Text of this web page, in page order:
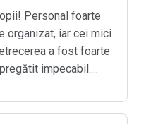
Personal foarte
organizat, iar cei mici
a fost foarte
impecabil.